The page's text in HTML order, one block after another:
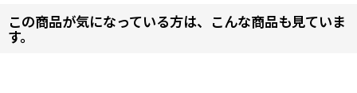
この商品が気になっている方は、こんな商品も見ていま
す。